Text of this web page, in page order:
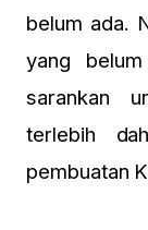
belum ada.
yang
sarankan
terlebih
pembuatan